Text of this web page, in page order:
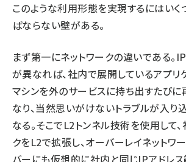
このような利用形態を実現するにはい
ばならない壁がある。
まず第一にネットワークの違いである。
が異なれば、社内で展開しているアプリ
マシンを外のサービスに持ち出すたび
なり、当然思いがけないトラブルが入り
なる。そこでL2トンネル技術を使用して
クをL2で拡張し、オーバーレイネットワ
バーにも仮想的に社内と同じIPアドレス